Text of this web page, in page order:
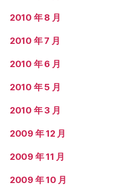
2010 年 8 月
2010 年 7 月
2010 年 6 月
2010 年 5 月
2010 年 3 月
2009 年 12 月
2009 年 11 月
2009 年 10 月